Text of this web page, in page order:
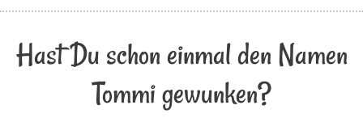
Hast Du schon einmal den Namen
Tommi gewunken?